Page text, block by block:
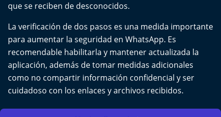
El Mejor País de Chile
Te invito a tomar once
Bío Bío en Ruta
que se reciben de desconocidos.
La verificación de dos pasos es una medida importante
para aumentar la seguridad en WhatsApp. Es
recomendable habilitarla y mantener actualizada la
aplicación, además de tomar medidas adicionales
como no compartir información confidencial y ser
cuidadoso con los enlaces y archivos recibidos.